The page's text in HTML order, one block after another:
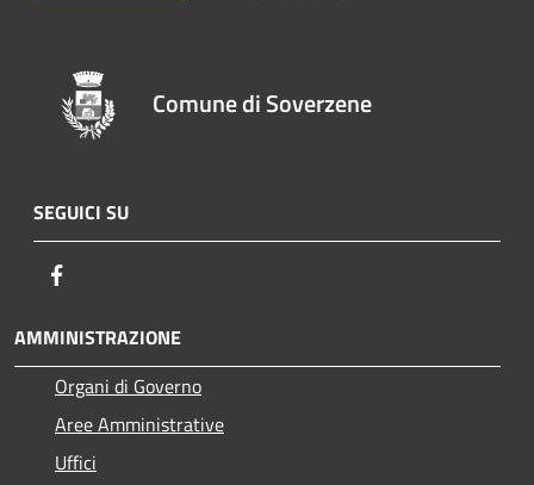
Comune di Soverzene
SEGUICI SU
AMMINISTRAZIONE
Organi di Governo
Aree Amministrative
Uffici